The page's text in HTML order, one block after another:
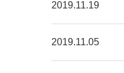
2019.11.19
2019.11.05